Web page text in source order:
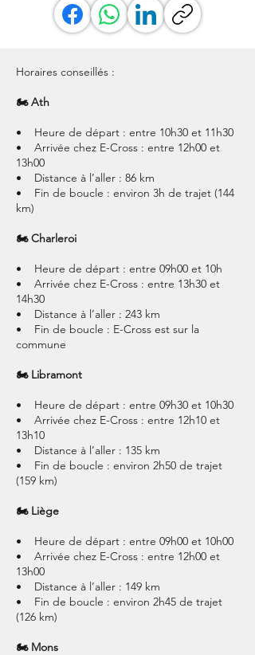
Horaires conseillés :
🏍 Ath
• Heure de départ : entre 10h30 et 11h30
• Arrivée chez E-Cross : entre 12h00 et
13h00
• Distance à l’aller : 86 km
• Fin de boucle : environ 3h de trajet (144
km)
🏍 Charleroi
• Heure de départ : entre 09h00 et 10h
• Arrivée chez E-Cross : entre 13h30 et
14h30
• Distance à l’aller : 243 km
• Fin de boucle : E-Cross est sur la
commune
🏍 Libramont
• Heure de départ : entre 09h30 et 10h30
• Arrivée chez E-Cross : entre 12h10 et
13h10
• Distance à l’aller : 135 km
• Fin de boucle : environ 2h50 de trajet
(159 km)
🏍 Liège
• Heure de départ : entre 09h00 et 10h00
• Arrivée chez E-Cross : entre 12h00 et
13h00
• Distance à l’aller : 149 km
• Fin de boucle : environ 2h45 de trajet
(126 km)
🏍 Mons